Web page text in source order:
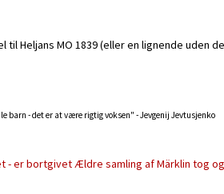
til Heljans MO 1839 (eller en lignende uden
barn - det er at være rigtig voksen" - Jevgenij Jevtusjenko
- er bortgivetÆldre samling af Märklin tog